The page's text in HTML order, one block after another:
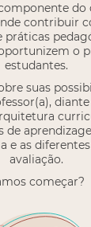
do
contribuir
o
estudantes.
suas
e as
avaliação.
começar?